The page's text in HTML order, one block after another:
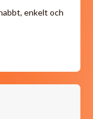
enkelt och